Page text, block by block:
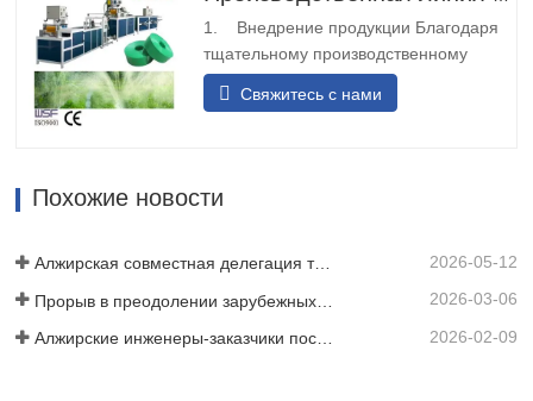
перевозкиЛенточный конвейер для
воды с предварительной перфорацией
может быть спроектирован с…
1. Внедрение продукции Благодаря
тщательному производственному
процессу мы разворачиваем и
складываем исходный материал
Затем мы используем лазерную
или ремня,…
Свяжитесь с нами
Похожие новости
Алжирская совместная делегация трех клиентов проинспектировала нашу киномашину 2026-05-12
2026-03-06
2026-02-09